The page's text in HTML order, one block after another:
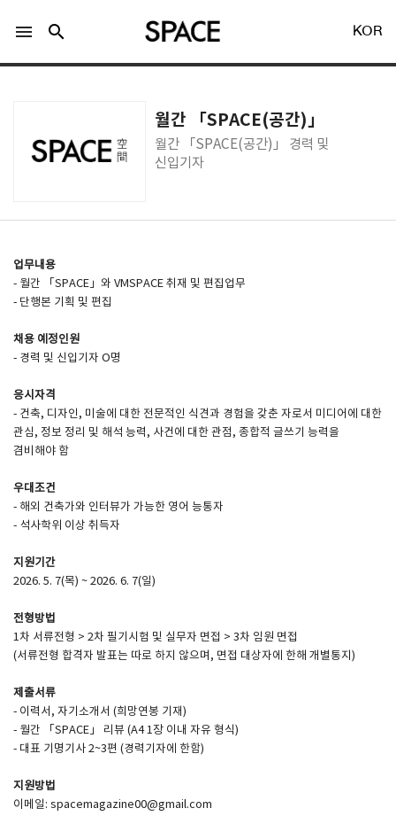
SPACE 소개
기사문의
광고문의
menu search KOR
월간 「SPACE(공간)」
월간 「SPACE(공간)」 경력 및
신입기자
업무내용
- 월간 「SPACE」와 VMSPACE 취재 및 편집업무
- 단행본 기획 및 편집
채용 예정인원
- 경력 및 신입기자 O명
응시자격
- 건축, 디자인, 미술에 대한 전문적인 식견과 경험을 갖춘 자로서 미디어에 대한
관심, 정보 정리 및 해석 능력, 사건에 대한 관점, 종합적 글쓰기 능력을
겸비해야 함
우대조건
- 해외 건축가와 인터뷰가 가능한 영어 능통자
- 석사학위 이상 취득자
지원기간
2026. 5. 7(목) ~ 2026. 6. 7(일)
전형방법
1차 서류전형 > 2차 필기시험 및 실무자 면접 > 3차 임원 면접
(서류전형 합격자 발표는 따로 하지 않으며, 면접 대상자에 한해 개별통지)
제출서류
- 이력서, 자기소개서 (희망연봉 기재)
- 월간 「SPACE」 리뷰 (A4 1장 이내 자유 형식)
- 대표 기명기사 2~3편 (경력기자에 한함)
지원방법
이메일: spacemagazine00@gmail.com